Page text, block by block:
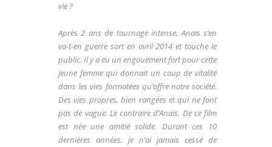
vie ?
Après 2 ans de tournage intense, Anaïs s’en
va-t-en guerre sort en avril 2014 et touche le
public. Il y a eu un engouement fort pour cette
jeune femme qui donnait un coup de vitalité
dans les vies formatées qu’offre notre société.
Des vies propres, bien rangées et qui ne font
pas de vague. Le contraire d’Anaïs. De ce film
est née une amitié solide. Durant ces 10
dernières années, je n’ai jamais cessé de